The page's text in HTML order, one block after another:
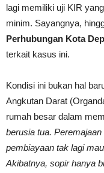
lagi memiliki uji KIR
minim. Sayangnya,
Perhubungan Kota
terkait kasus ini.
Kondisi ini bukan hal
Angkutan Darat
rumah besar dalam
berusia tua.
pembiayaan tak lagi
Akibatnya, sopir hanya